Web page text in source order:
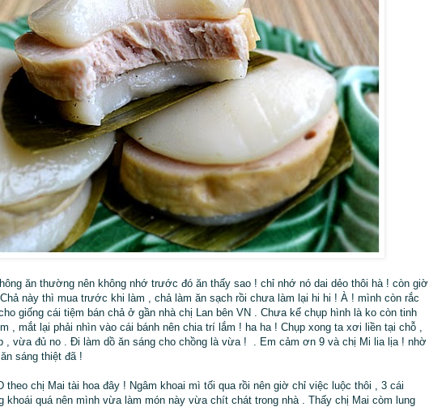
ăn thường nên không nhớ trước đó ăn thấy sao ! chỉ nhớ nó dai dẻo thôi hà ! còn giờ
này thì mua trước khi làm , chả làm ăn sạch rồi chưa làm lại hi hi ! À ! mình còn rắc
giống cái tiệm bán chả ở gần nhà chị Lan bên VN . Chưa kể chụp hình là ko còn tinh
, mắt lại phải nhìn vào cái bánh nên chia trí lắm ! ha ha ! Chụp xong ta xơi liền tại chỗ ,
, vừa đủ no . Đi làm dồ ăn sáng cho chồng là vừa ! . Em cảm ơn 9 và chị Mi lia lịa ! nhờ
sáng thiệt đã !
theo chị Mai tài hoa đây ! Ngâm khoai mì tối qua rồi nên giờ chỉ việc luộc thôi , 3 cái
khoái quá nên mình vừa làm món này vừa chít chát trong nhà . Thấy chị Mai còm lung